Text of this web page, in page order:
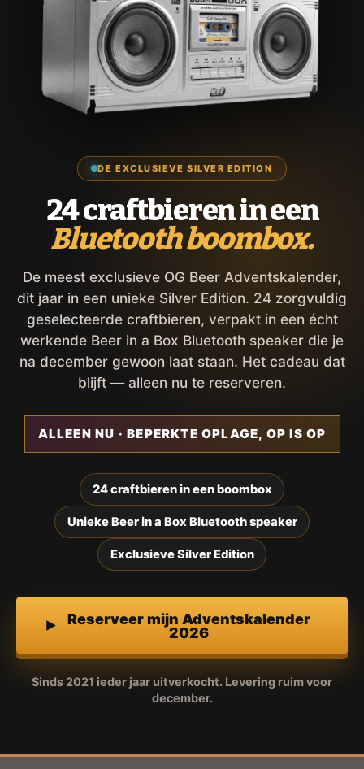
DE EXCLUSIEVE SILVER EDITION
24 craftbieren in een
Bluetooth boombox.
De meest exclusieve OG Beer Adventskalender,
dit jaar in een unieke Silver Edition. 24 zorgvuldig
geselecteerde craftbieren, verpakt in een écht
werkende Beer in a Box Bluetooth speaker die je
na december gewoon laat staan. Het cadeau dat
blijft — alleen nu te reserveren.
ALLEEN NU · BEPERKTE OPLAGE, OP IS OP
24 craftbieren in een boombox
Unieke Beer in a Box Bluetooth speaker
Exclusieve Silver Edition
Reserveer mijn Adventskalender
2026
Sinds 2021 ieder jaar uitverkocht. Levering ruim voor
december.